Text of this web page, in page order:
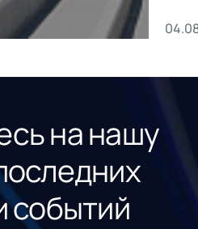
на нашу
событий